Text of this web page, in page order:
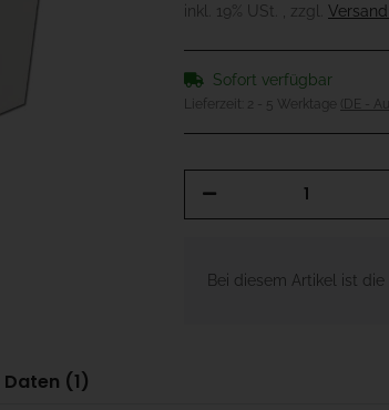
inkl. 19% USt. , zzgl. Versand
Sofort verfügbar
Lieferzeit: 2 - 5 Werktage (DE -
Bei diesem Artikel ist die
(1)